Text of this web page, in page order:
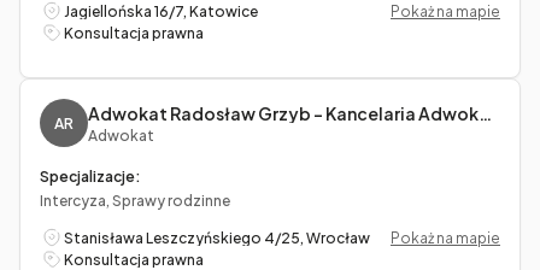
Jagiellońska 16/7, Katowice
Pokaż na mapie
Konsultacja prawna
AR
Adwokat
Specjalizacje:
Intercyza, Sprawy rodzinne
Stanisława Leszczyńskiego 4/25, Wrocław
Pokaż na mapie
Konsultacja prawna